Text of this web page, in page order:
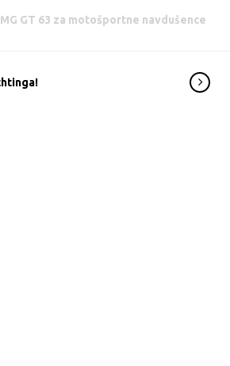
GT 63 za motošportne navdušence